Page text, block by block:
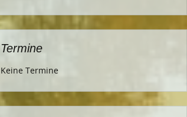
Termine
Keine Termine